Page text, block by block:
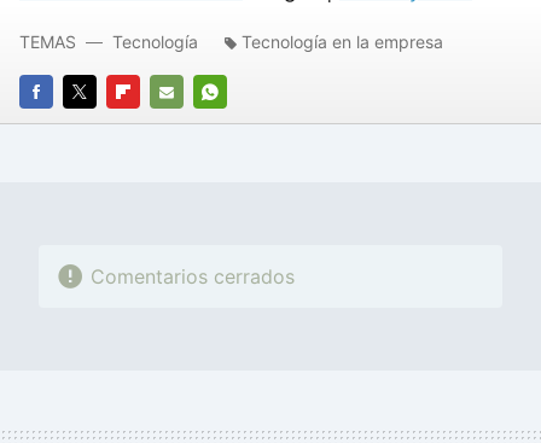
FACEBOOK
TWITTERFLIPBOARD
E-
WHATSAPP
TEMAS Tecnología Tecnología en la empresa
Comentarios cerrados